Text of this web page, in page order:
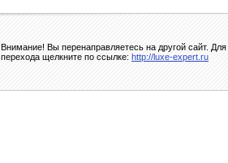
Внимание! Вы перенаправляетесь на другой сайт. Для
перехода щелкните по ссылке: http://luxe-expert.ru